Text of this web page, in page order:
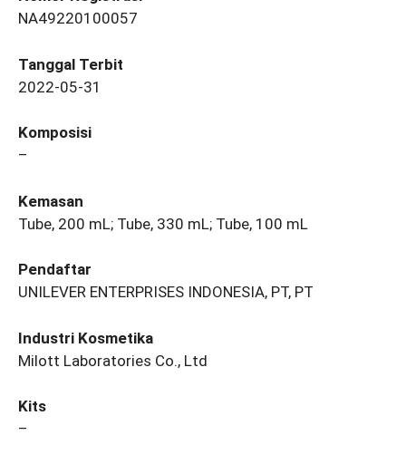
NA49220100057
Tanggal Terbit
2022-05-31
Komposisi
–
Kemasan
Tube, 200 mL; Tube, 330 mL; Tube, 100 mL
Pendaftar
UNILEVER ENTERPRISES INDONESIA, PT, PT
Industri Kosmetika
Milott Laboratories Co., Ltd
Kits
–